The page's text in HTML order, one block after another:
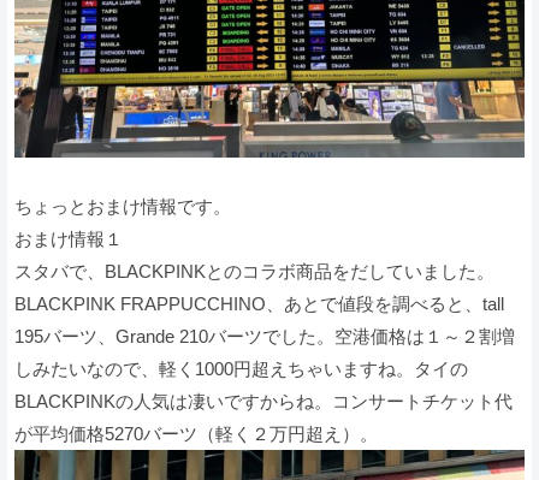
ちょっとおまけ情報です。
おまけ情報１
スタバで、BLACKPINKとのコラボ商品をだしていました。
BLACKPINK FRAPPUCCHINO、あとで値段を調べると、tall
195バーツ、Grande 210バーツでした。空港価格は１～２割増
しみたいなので、軽く1000円超えちゃいますね。タイの
BLACKPINKの人気は凄いですからね。コンサートチケット代
が平均価格5270バーツ（軽く２万円超え）。